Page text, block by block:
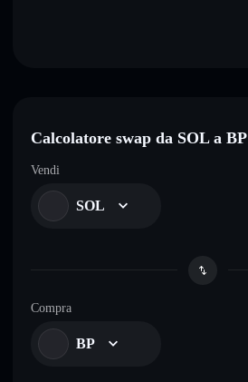
Calcolatore swap da SOL a BP
Vendi
SOL
Compra
BP